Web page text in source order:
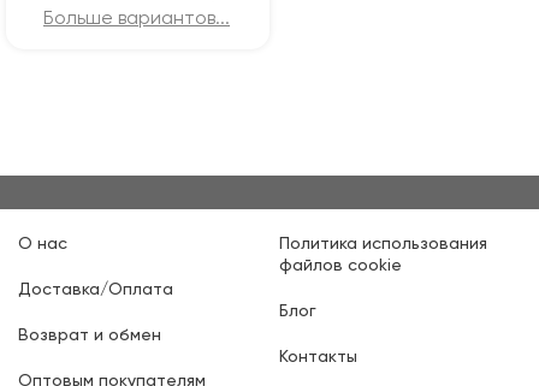
Больше вариантов...
О нас
Доставка/Оплата
Возврат и обмен
Оптовым покупателям
Политика использования
файлов cookie
Блог
Контакты